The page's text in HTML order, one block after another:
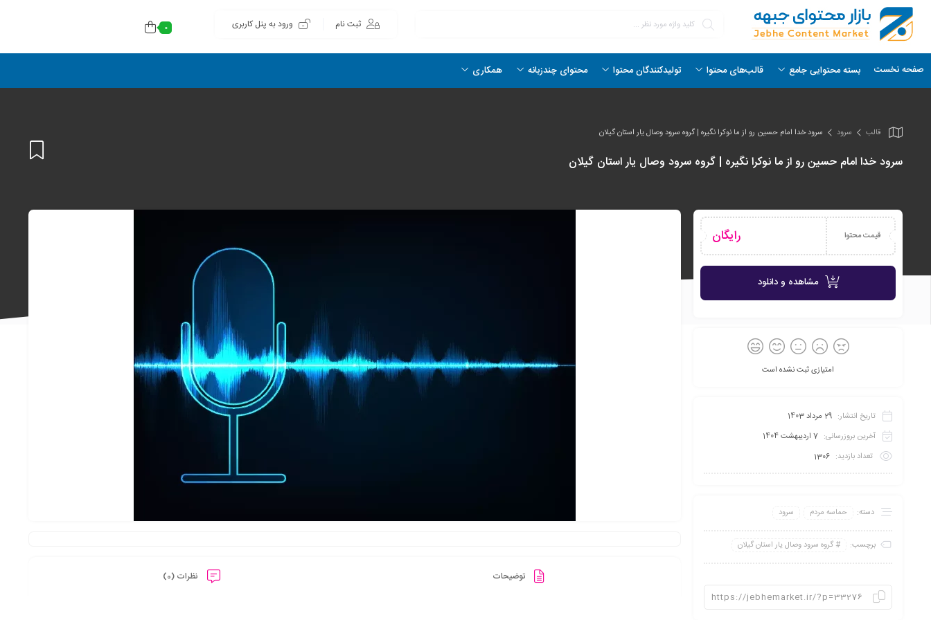
ثبت نام ورود به پنل کاربری 0
صفحه نخست بسته محتوایی جامع قالب‌های محتوا تولیدکنندگان محتوا محتوای چندزبانه همکاری
قالب سرود سرود خدا امام حسین رو از ما نوکرا نگیره | گروه سرود وصال یار استان گیلان
سرود خدا امام حسین رو از ما نوکرا نگیره | گروه سرود وصال یار استان گیلان
توضیحات نظرات (0)
قیمت محتوا رایگان
مشاهده و دانلود
امتیازی ثبت نشده است
تاریخ انتشار: 29 مرداد 1403
آخرین بروزرسانی: 7 اردیبهشت 1404
تعداد بازدید: 1306
دسته: حماسه مردم سرود
برچسب: گروه سرود وصال یار استان گیلان